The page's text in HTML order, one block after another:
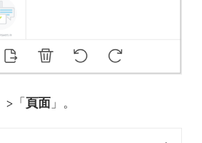
>「頁面 」。